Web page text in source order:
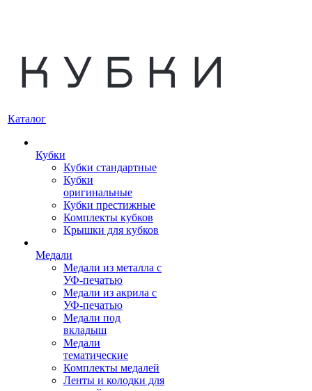
Каталог
Кубки
Кубки стандартные
Кубки
оригинальные
Кубки престижные
Комплекты кубков
Крышки для кубков
Медали
Медали из металла с
УФ-печатью
Медали из акрила с
УФ-печатью
Медали под
вкладыш
Медали
тематические
Комплекты медалей
Ленты и колодки для